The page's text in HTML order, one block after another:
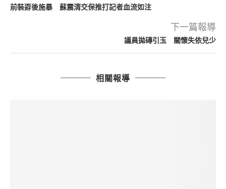
前裝孬後施暴 蘇震清交保推打記者血流如注
下一篇報導
議員拋磚引玉 關懷失依兒少
相關報導